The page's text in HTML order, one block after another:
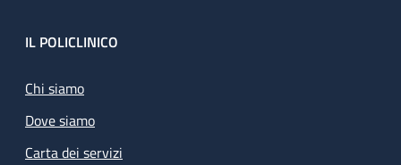
Footer
IL POLICLINICO
Chi siamo
Dove siamo
Carta dei servizi